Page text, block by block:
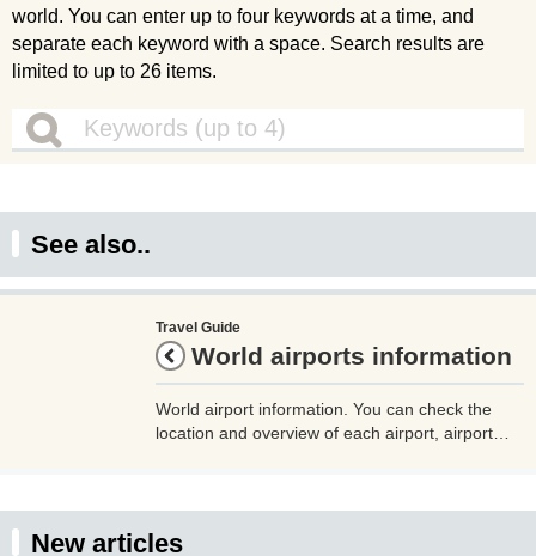
world. You can enter up to four keywords at a time, and
separate each keyword with a space. Search results are
limited to up to 26 items.
See also..
Travel Guide
World airports information
World airport information. You can check the
location and overview of each airport, airport
New articles